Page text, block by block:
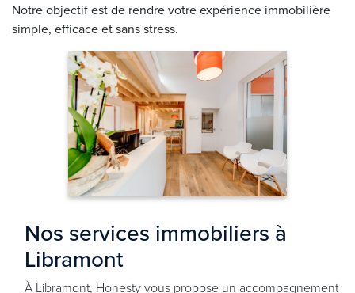
Notre objectif est de rendre votre expérience immobilière
simple, efficace et sans stress.
Nos services immobiliers à
Libramont
À Libramont, Honesty vous propose un accompagnement